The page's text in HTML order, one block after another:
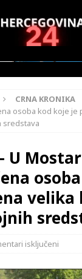
osoba kod koje je
U
osoba
velika